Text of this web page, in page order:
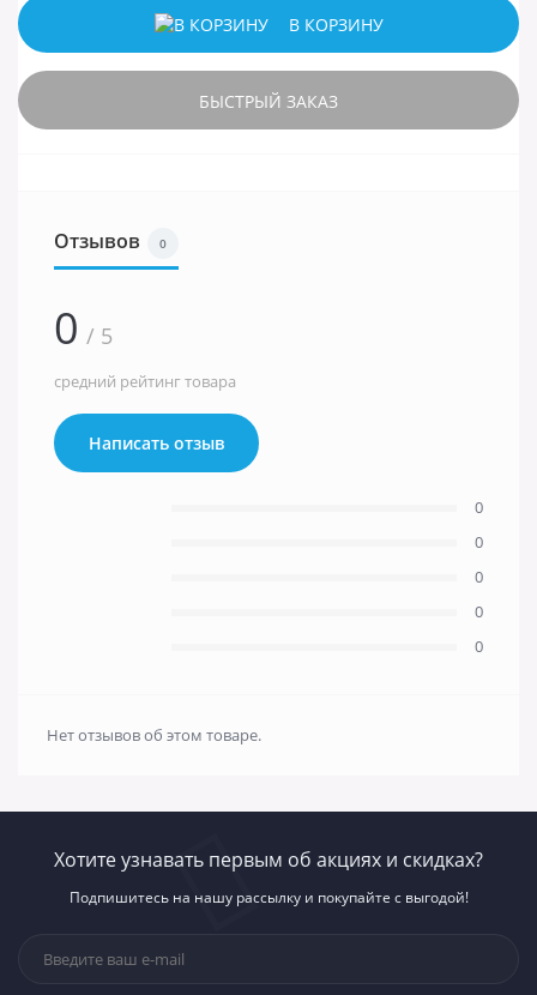
В КОРЗИНУ
БЫСТРЫЙ ЗАКАЗ
Отзывов 0
0 / 5
средний рейтинг товара
Написать отзыв
0
0
0
0
0
Нет отзывов об этом товаре.
Хотите узнавать первым об акциях и скидках?
Подпишитесь на нашу рассылку и покупайте с выгодой!